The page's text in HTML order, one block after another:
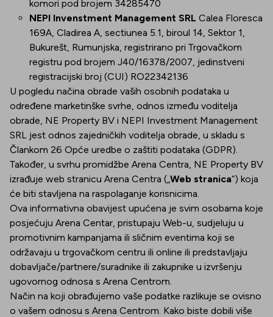
komori pod brojem 34285470
NEPI Invenstment Management SRL Calea Floresca
169A, Cladirea A, sectiunea 5.1, biroul 14, Sektor 1,
Bukurešt, Rumunjska, registrirano pri Trgovačkom
registru pod brojem J40/16378/2007, jedinstveni
registracijski broj (CUI) RO22342136
U pogledu načina obrade vaših osobnih podataka u
određene marketinške svrhe, odnos između voditelja
obrade, NE Property BV i NEPI Investment Management
SRL jest odnos zajedničkih voditelja obrade, u skladu s
Člankom 26 Opće uredbe o zaštiti podataka (GDPR).
Također, u svrhu promidžbe Arena Centra, NE Property BV
izrađuje web stranicu Arena Centra („Web stranica“) koja
će biti stavljena na raspolaganje korisnicima.
Ova informativna obavijest upućena je svim osobama koje
posjećuju Arena Centar, pristupaju Web-u, sudjeluju u
promotivnim kampanjama ili sličnim eventima koji se
održavaju u trgovačkom centru ili online ili predstavljaju
dobavljače/partnere/suradnike ili zakupnike u izvršenju
ugovornog odnosa s Arena Centrom.
Način na koji obrađujemo vaše podatke razlikuje se ovisno
o vašem odnosu s Arena Centrom. Kako biste dobili više